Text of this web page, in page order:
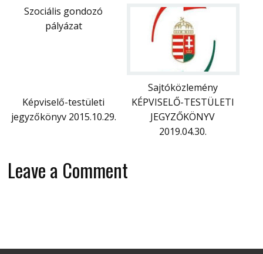
Szociális gondozó
pályázat
Sajtóközlemény
Képviselő-testületi
jegyzőkönyv 2015.10.29.
KÉPVISELŐ-TESTÜLETI
JEGYZŐKÖNYV
2019.04.30.
Leave a Comment